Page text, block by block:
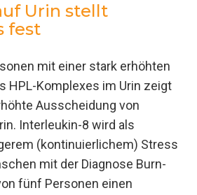
Urin stellt
fest
mit einer stark erhöhten
HPL-Komplexes im Urin zeigt
Ausscheidung von
Interleukin-8 wird als
(kontinuierlichem) Stress
mit der Diagnose Burn-
fünf Personen einen